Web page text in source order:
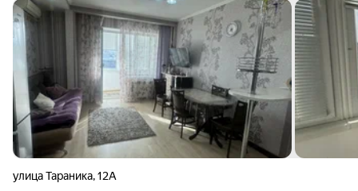
улица Тараника,12А